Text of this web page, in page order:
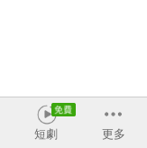
短劇 更多